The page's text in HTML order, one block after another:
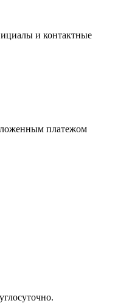
и контактные
платежом